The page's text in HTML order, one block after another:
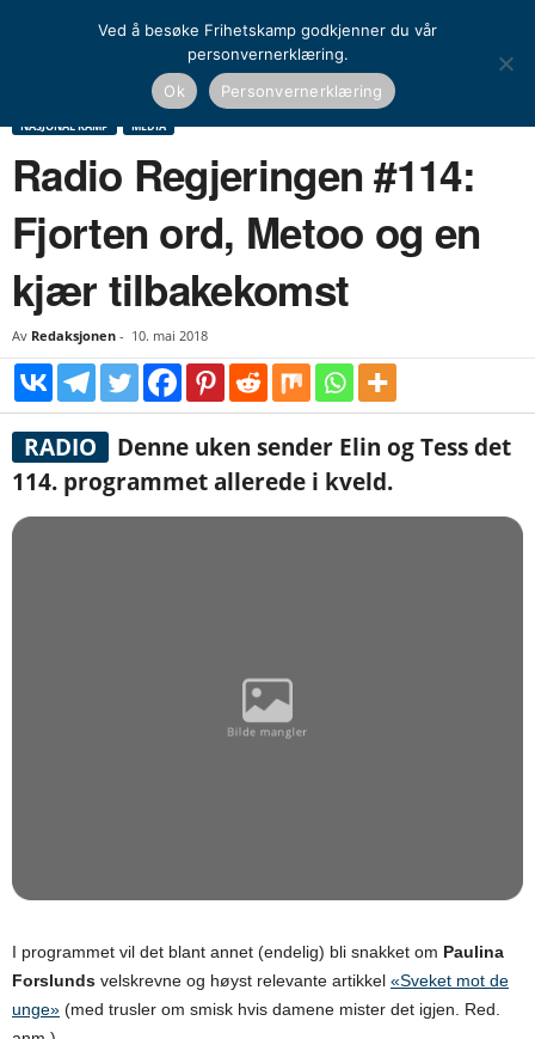
Media
Radio Regjeringen #114: Fjorten ord, Metoo og en
NASJONAL KAMP MEDIA
Radio Regjeringen #114:
Fjorten ord, Metoo og en
kjær tilbakekomst
Av Redaksjonen - 10. mai 2018
RADIO
Denne uken sender Elin og Tess det
114. programmet allerede i kveld.
I programmet vil det blant annet (endelig) bli snakket om Paulina
Forslunds velskrevne og høyst relevante artikkel «Sveket mot de
unge» (med trusler om smisk hvis damene mister det igjen. Red.
Ved å besøke Frihetskamp godkjenner du vår
personvernerklæring.
Ok
Personvernerklæring